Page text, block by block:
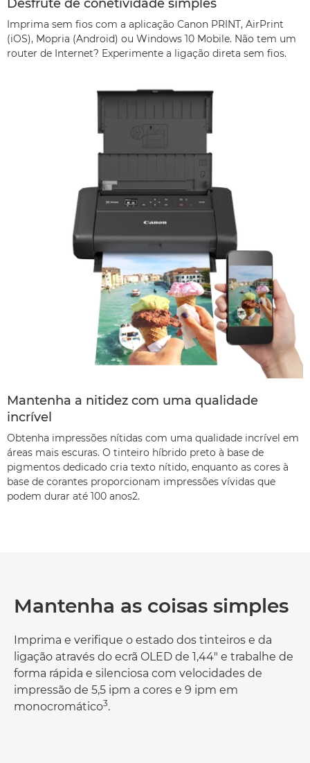
Desfrute de conetividade simples
Imprima sem fios com a aplicação Canon PRINT, AirPrint
(iOS), Mopria (Android) ou Windows 10 Mobile. Não tem um
router de Internet? Experimente a ligação direta sem fios.
Mantenha a nitidez com uma qualidade
incrível
Obtenha impressões nítidas com uma qualidade incrível em
áreas mais escuras. O tinteiro híbrido preto à base de
pigmentos dedicado cria texto nítido, enquanto as cores à
base de corantes proporcionam impressões vívidas que
podem durar até 100 anos2.
Mantenha as coisas simples
Imprima e verifique o estado dos tinteiros e da
ligação através do ecrã OLED de 1,44" e trabalhe de
forma rápida e silenciosa com velocidades de
impressão de 5,5 ipm a cores e 9 ipm em
monocromático3.